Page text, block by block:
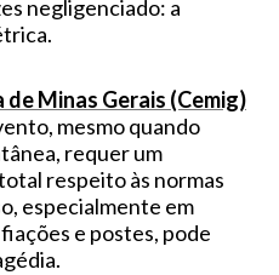
negligenciado: a
Minas Gerais (Cemig)
mesmo quando
requer um
respeito às normas
especialmente em
e postes, pode